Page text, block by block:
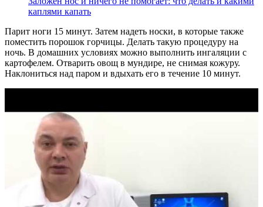
каплями капать
Парит ноги 15 минут. Затем надеть носки, в которые также
поместить порошок горчицы. Делать такую процедуру на
ночь. В домашних условиях можно выполнить ингаляции с
картофелем. Отварить овощ в мундире, не снимая кожуру.
Наклониться над паром и вдыхать его в течение 10 минут.